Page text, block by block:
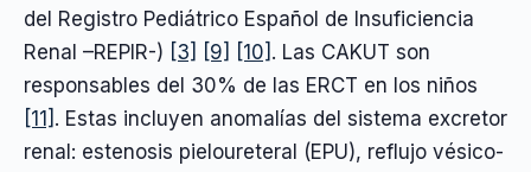
del Registro Pediátrico Español de Insuficiencia
Renal –REPIR-) [3] [9] [10] . Las CAKUT son
responsables del 30% de las ERCT en los niños
[11] . Estas incluyen anomalías del sistema excretor
renal: estenosis pieloureteral (EPU), reflujo vésico-